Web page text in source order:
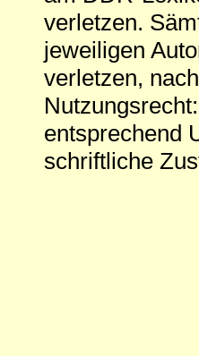
verletzen.
jeweiligen
verletzen,
entsprechend
schriftliche